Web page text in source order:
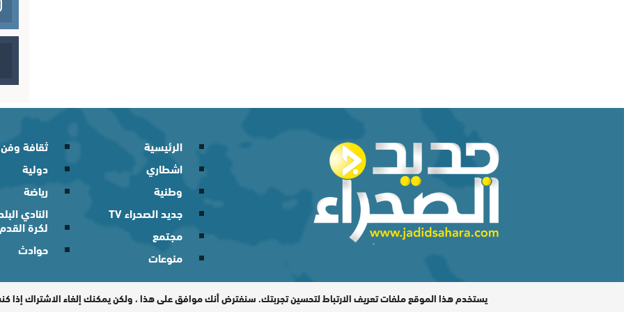
الرئيسية
اشطاري
وطنية
جديد الصحراء TV
مجتمع
منوعات
ثقافة وفن
دولية
رياضة
النادي
لكرة القدم
حوادث
المدير المسؤول : اشكيريد مصطفى / جميع الحقوق محفوظة © 2026
يستخدم هذا الموقع ملفات تعريف الارتباط لتحسين تجربتك. سنفترض أنك موافق على هذا ، ولكن يمكنك إلغاء الاشتراك